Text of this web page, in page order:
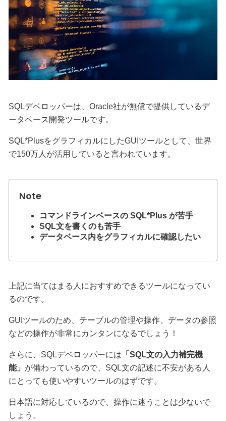
SQLデベロッパーは、Oracle社が無償で提供しているデ
ータベース開発ツールです。
SQL*PlusをグラフィカルにしたGUIツールとして、世界
で150万人が活用していると言われています。
コマンドラインベースの SQL*Plus が苦手
SQL文を書くのも苦手
データベース内をグラフィカルに確認したい
上記に当てはまる人におすすめできるツールになってい
るのです。
GUIツールのため、テーブルの管理や操作、データの参照
などの操作が非常にカンタンになるでしょう！
さらに、SQLデベロッパーには 「SQL文の入力補完機
能」 が備わっているので、SQL文の記述に不安がある人
にとっても使いやすいツールのはずです。
日本語に対応しているので、操作に迷うことは少ないで
しょう。